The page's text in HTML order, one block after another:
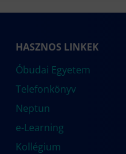
HASZNOS LINKEK
Óbudai Egyetem
Telefonkönyv
Neptun
e-Learning
Kollégium